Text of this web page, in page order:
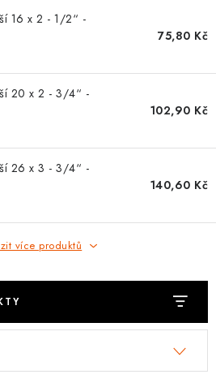
16 x 2 - 1/2“ -
75,80 Kč
20 x 2 - 3/4“ -
102,90 Kč
26 x 3 - 3/4“ -
140,60 Kč
více produktů